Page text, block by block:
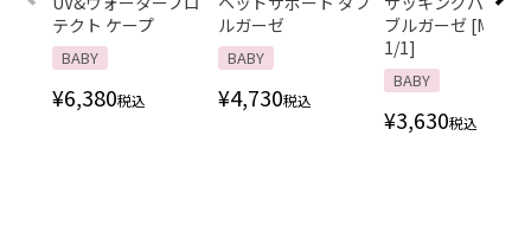
テクト ケープ
BABY
¥6,380税込
ルガーゼ
BABY
¥4,730税込
ブルガーゼ [M便
1/1]
BABY
¥3,630税込